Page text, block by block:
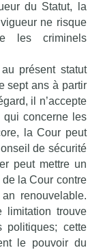
du Statut, la
ne risque
les criminels
présent statut
sept ans à partir
il n’accepte
concerne les
la Cour peut
de sécurité
peut mettre un
la Cour contre
renouvelable.
limitation trouve
politiques; cette
le pouvoir du